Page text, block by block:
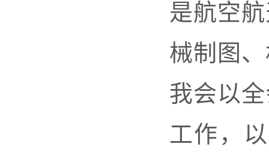
是航空
械制图
我会以
工作，